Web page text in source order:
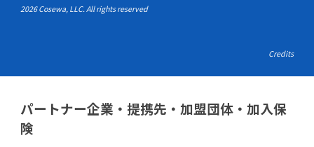
2026 Cosewa, LLC. All rights reserved
Credits
パートナー企業・提携先・加盟団体・加入保
険